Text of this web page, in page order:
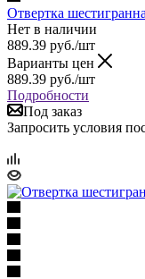
Отвертка
Нет в наличии
889.39 руб./шт
Варианты цен
889.39 руб./шт
Подробности
Под заказ
Запросить условия